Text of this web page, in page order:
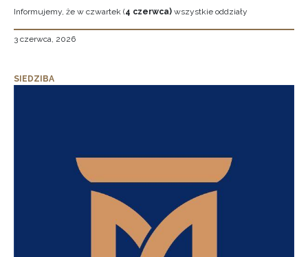
Informujemy, że w czwartek (4 czerwca) wszystkie oddziały
3 czerwca, 2026
SIEDZIBA